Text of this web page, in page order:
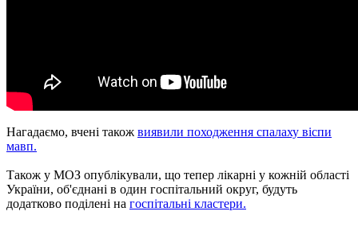
Нагадаємо, вчені також виявили походження спалаху віспи
мавп.
Також у МОЗ опублікували, що тепер лікарні у кожній області
України, об'єднані в один госпітальний округ, будуть
додатково поділені на госпітальні кластери.